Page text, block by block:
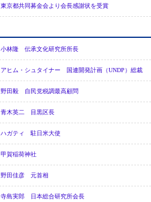
東京都共同募金会より会長感謝状を受賞
小林隆 伝承文化研究所所長
アヒム・シュタイナー 国連開発計画（UNDP）総裁
野田毅 自民党税調最高顧問
青木英二 目黒区長
ハガティ 駐日米大使
甲賀稲荷神社
野田佳彦 元首相
寺島実郎 日本総合研究所会長